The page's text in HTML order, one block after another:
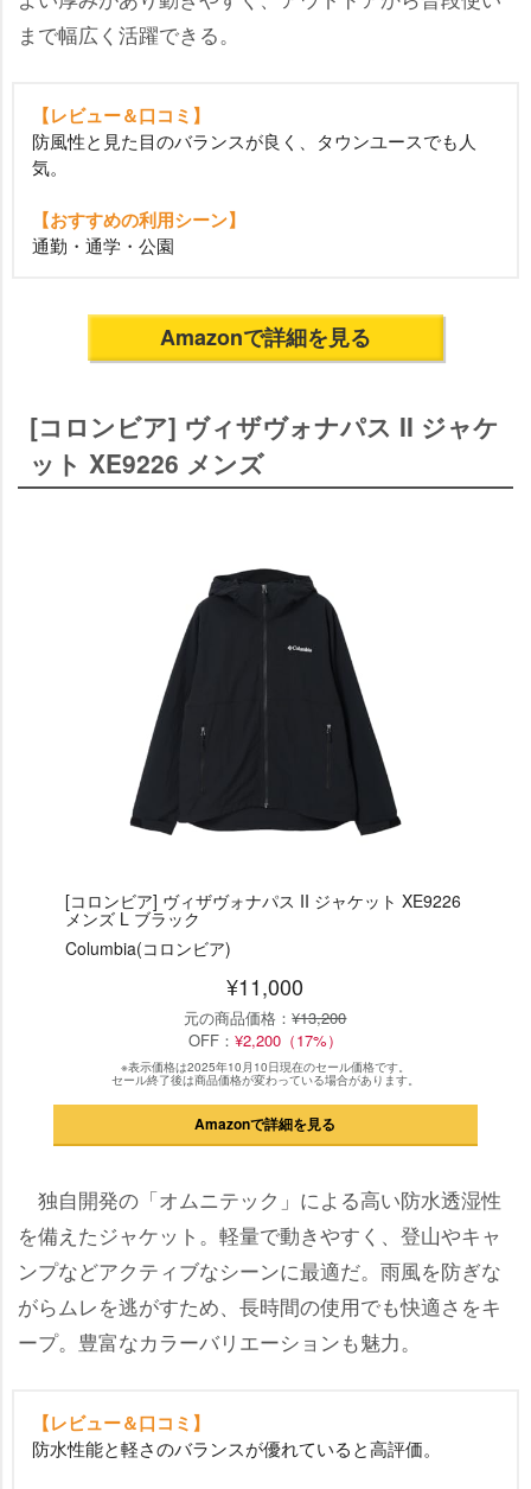
まで幅広く活躍できる。
【レビュー＆口コミ】
防風性と見た目のバランスが良く、タウンユースでも人
気。
【おすすめの利用シーン】
通勤・通学・公園
Amazonで詳細を見る
[コロンビア] ヴィザヴォナパス II ジャケ
ット XE9226 メンズ
[コロンビア] ヴィザヴォナパス II ジャケット XE9226
メンズ L ブラック
Columbia(コロンビア)
¥11,000
元の商品価格：¥13,200
OFF： ¥2,200（17%）
※表示価格は2025年10月10日現在のセール価格です。
セール終了後は商品価格が変わっている場合があります。
Amazonで詳細を見る
独自開発の「オムニテック」による高い防水透湿性
を備えたジャケット。軽量で動きやすく、登山やキャ
ンプなどアクティブなシーンに最適だ。雨風を防ぎな
がらムレを逃がすため、長時間の使用でも快適さをキ
ープ。豊富なカラーバリエーションも魅力。
【レビュー＆口コミ】
防水性能と軽さのバランスが優れていると高評価。